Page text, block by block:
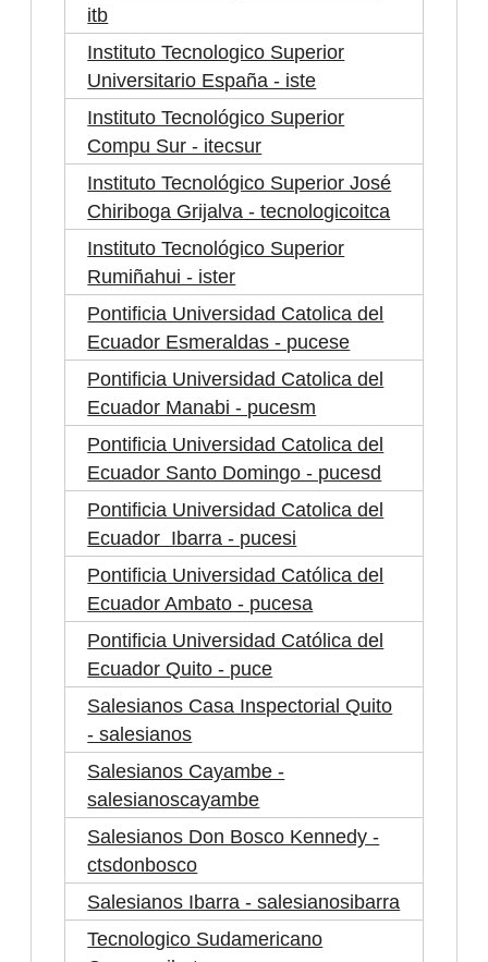
itb
Instituto Tecnologico Superior
Universitario España - iste
Instituto Tecnológico Superior
Compu Sur - itecsur
Instituto Tecnológico Superior José
Chiriboga Grijalva - tecnologicoitca
Instituto Tecnológico Superior
Rumiñahui - ister
Pontificia Universidad Catolica del
Ecuador Esmeraldas - pucese
Pontificia Universidad Catolica del
Ecuador Manabi - pucesm
Pontificia Universidad Catolica del
Ecuador Santo Domingo - pucesd
Pontificia Universidad Catolica del
Ecuador Ibarra - pucesi
Pontificia Universidad Católica del
Ecuador Ambato - pucesa
Pontificia Universidad Católica del
Ecuador Quito - puce
Salesianos Casa Inspectorial Quito
- salesianos
Salesianos Cayambe -
salesianoscayambe
Salesianos Don Bosco Kennedy -
ctsdonbosco
Salesianos Ibarra - salesianosibarra
Tecnologico Sudamericano